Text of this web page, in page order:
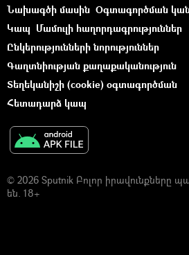
Նախագծի մասին Օգտագործման
Կապ Մամուլի հաղորդագրություններ
Ընկերությունների նորություններ
Գաղտնիության քաղաքականություն
Տեղեկանիշի (cookie) օգտագործման
Հետադարձ կապ
© 2026 Sputnik Բոլոր իրավունքները
են. 18+